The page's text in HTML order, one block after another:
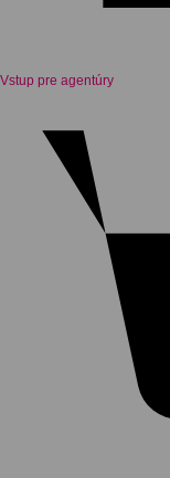
Vstup pre agentúry